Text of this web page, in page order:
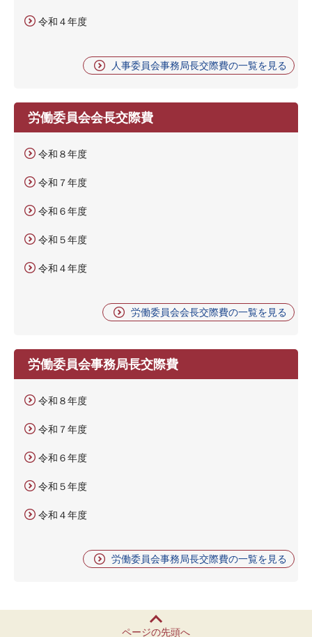
令和４年度
人事委員会事務局長交際費の一覧を見る
労働委員会会長交際費
令和８年度
令和７年度
令和６年度
令和５年度
令和４年度
労働委員会会長交際費の一覧を見る
労働委員会事務局長交際費
令和８年度
令和７年度
令和６年度
令和５年度
令和４年度
労働委員会事務局長交際費の一覧を見る
ページの先頭へ